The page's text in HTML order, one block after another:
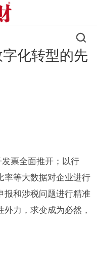
化转型的先
发票全面推开；以行
率等大数据对企业进行
报和涉税问题进行精准
力，求变成为必然，